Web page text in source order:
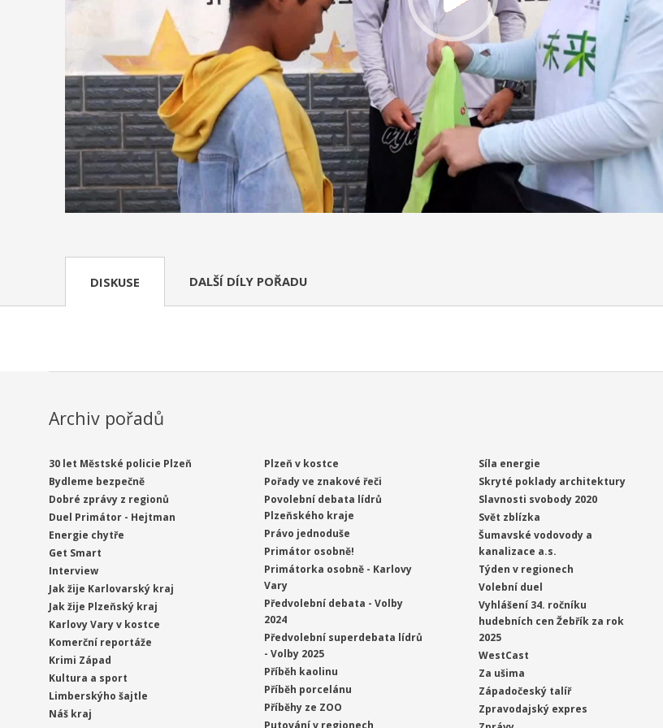
DISKUSE DALŠÍ DÍLY POŘADU
Archiv pořadů
30 let Městské policie Plzeň
Bydleme bezpečně
Dobré zprávy z regionů
Duel Primátor - Hejtman
Energie chytře
Get Smart
Interview
Jak žije Karlovarský kraj
Jak žije Plzeňský kraj
Karlovy Vary v kostce
Komerční reportáže
Krimi Západ
Kultura a sport
Limberskýho šajtle
Náš kraj
Plzeň v kostce
Pořady ve znakové řeči
Povolební debata lídrů
Plzeňského kraje
Právo jednoduše
Primátor osobně!
Primátorka osobně - Karlovy
Vary
Předvolební debata - Volby
2024
Předvolební superdebata lídrů
- Volby 2025
Příběh kaolinu
Příběh porcelánu
Příběhy ze ZOO
Síla energie
Skryté poklady architektury
Slavnosti svobody 2020
Svět zblízka
Šumavské vodovody a
kanalizace a.s.
Týden v regionech
Volební duel
Vyhlášení 34. ročníku
hudebních cen Žebřík za rok
2025
WestCast
Za ušima
Západočeský talíř
Zpravodajský expres